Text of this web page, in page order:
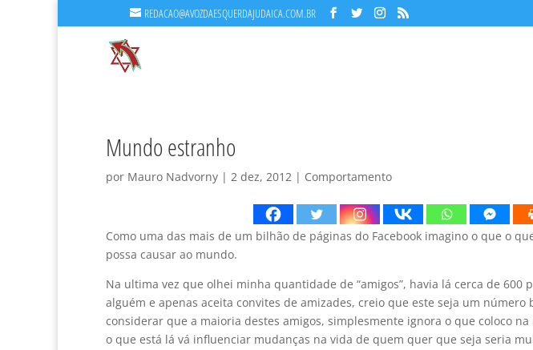
REDACAO@AVOZDAESQUERDAJUDAICA.COM.BR
Mundo estranho
por Mauro Nadvorny | 2 dez, 2012 | Comportamento
Como uma das mais de um bilhão de páginas do Facebook imagino o que o
possa causar ao mundo.
Na ultima vez que olhei minha quantidade de “amigos”, havia lá cerca de 600
alguém e apenas aceita convites de amizades, creio que este seja um número
considerar que a maioria destes amigos, simplesmente ignora o que coloco
o que está lá vá influenciar mudanças na vida de quem quer que seja seria